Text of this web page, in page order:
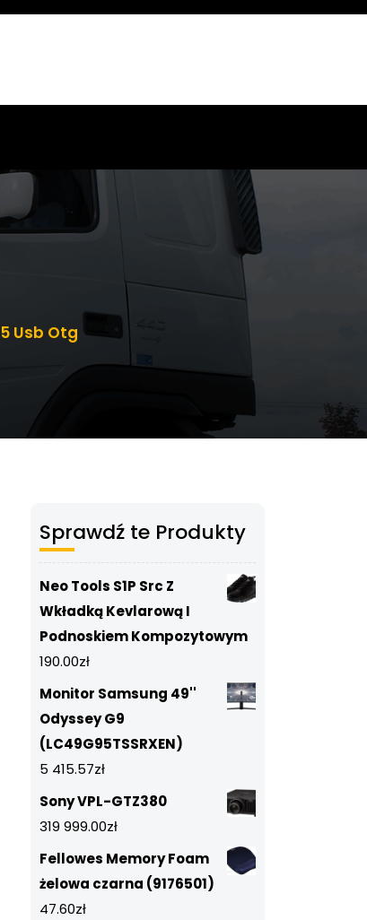
Usb Otg
Sprawdź te Produkty
Neo Tools S1P Src Z
Wkładką Kevlarową I
Podnoskiem Kompozytowym
190.00zł
Monitor Samsung 49''
Odyssey G9
(LC49G95TSSRXEN)
5 415.57zł
Sony VPL-GTZ380
319 999.00zł
Fellowes Memory Foam
żelowa czarna (9176501)
47.60zł